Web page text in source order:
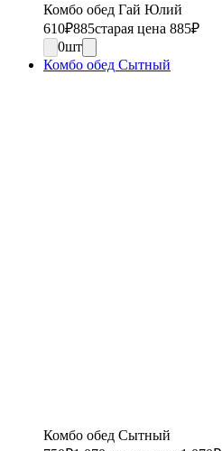
Комбо обед Гай Юлий
610₽885старая цена 885₽
0шт
Комбо обед Сытный
Комбо обед Сытный